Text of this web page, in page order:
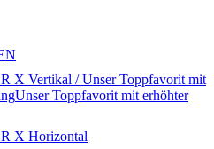
X Vertikal / Unser Toppfavorit mit
Unser Toppfavorit mit erhöhter
X Horizontal